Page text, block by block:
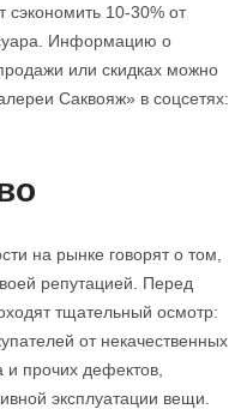
сэкономить 10-30% от
Информацию о
или скидках можно
Саквояж» в соцсетях:
на рынке говорят о том,
репутацией. Перед
тщательный осмотр:
от некачественных
и прочих дефектов,
эксплуатации вещи.